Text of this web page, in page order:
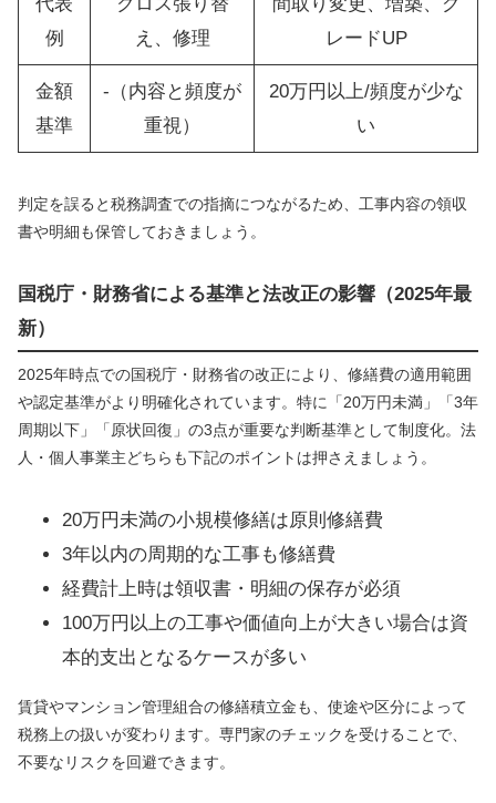
例
え、修理
レードUP
金額
基準
-（内容と頻度が
重視）
20万円以上/頻度が少な
い
判定を誤ると税務調査での指摘につながるため、工事内容の領収
書や明細も保管しておきましょう。
国税庁・財務省による基準と法改正の影響（2025年最
新）
2025年時点での国税庁・財務省の改正により、修繕費の適用範囲
や認定基準がより明確化されています。特に「20万円未満」「3年
周期以下」「原状回復」の3点が重要な判断基準として制度化。法
人・個人事業主どちらも下記のポイントは押さえましょう。
20万円未満の小規模修繕は原則修繕費
3年以内の周期的な工事も修繕費
経費計上時は領収書・明細の保存が必須
100万円以上の工事や価値向上が大きい場合は資
本的支出となるケースが多い
賃貸やマンション管理組合の修繕積立金も、使途や区分によって
税務上の扱いが変わります。専門家のチェックを受けることで、
不要なリスクを回避できます。